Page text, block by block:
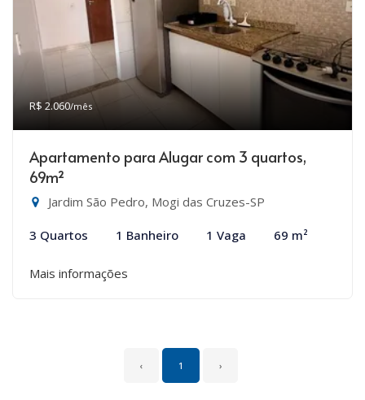
R$ 2.060/mês
Apartamento para Alugar com 3 quartos,
69m²
Jardim São Pedro, Mogi das Cruzes-SP
3 Quartos 1 Banheiro 1 Vaga 69 m²
Mais informações
‹ 1 ›